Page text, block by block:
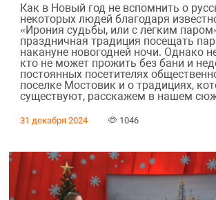
Как в Новый год не вспомнить о
некоторых людей благодаря
«Ирония судьбы, или с легким
праздничная традиция посещать
накануне новогодней ночи. Однако
кто не может прожить без бани и
постоянных посетителях
поселке Мостовик и о традициях,
существуют, расскажем в нашем
31 декабря 2024 1046